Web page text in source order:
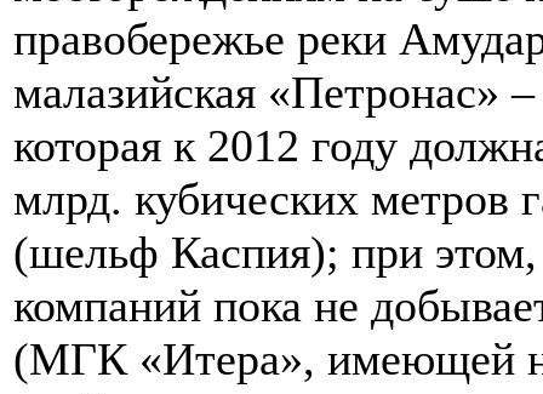
правобережье реки
малазийская «Петронас»
которая к 2012 году
млрд. кубических метров
(шельф Каспия); при
компаний пока не
(МГК «Итера», имеющей